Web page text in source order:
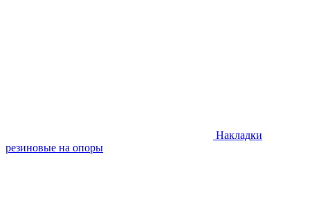
Накладки
резиновые на опоры